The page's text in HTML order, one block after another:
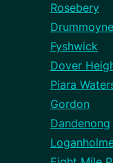
Rosebery
Drummoyne
Fyshwick
Dover
Piara
Gordon
Dandenong